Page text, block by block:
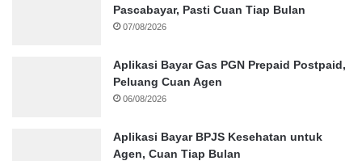
Pascabayar, Pasti Cuan Tiap Bulan
07/08/2026
Aplikasi Bayar Gas PGN Prepaid Postpaid,
Peluang Cuan Agen
06/08/2026
Aplikasi Bayar BPJS Kesehatan untuk
Agen, Cuan Tiap Bulan